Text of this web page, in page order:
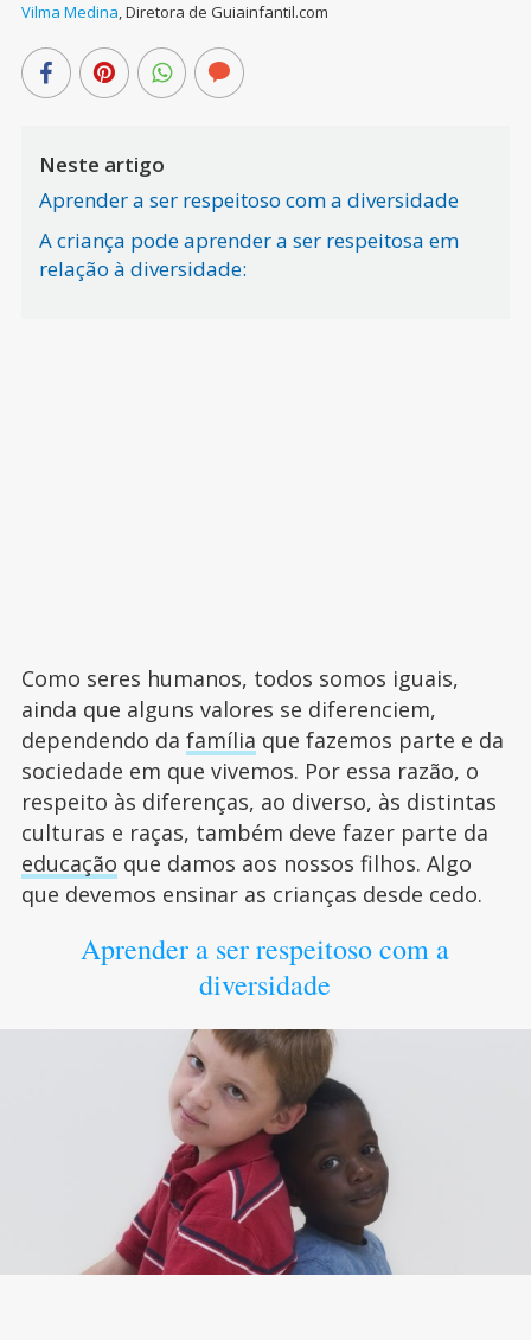
Vilma Medina,Diretora de Guiainfantil.com
Neste artigo
Aprender a ser respeitoso com a diversidade
A criança pode aprender a ser respeitosa em
relação à diversidade:
Como seres humanos, todos somos iguais,
ainda que alguns valores se diferenciem,
dependendo da família que fazemos parte e da
sociedade em que vivemos. Por essa razão, o
respeito às diferenças, ao diverso, às distintas
culturas e raças, também deve fazer parte da
educação que damos aos nossos filhos. Algo
que devemos ensinar as crianças desde cedo.
Aprender a ser respeitoso com a
diversidade